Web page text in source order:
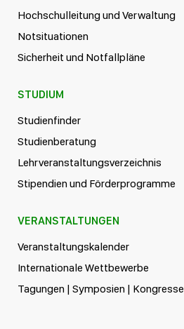
Hochschulleitung und Verwaltung
Notsituationen
Sicherheit und Notfallpläne
STUDIUM
Studienfinder
Studienberatung
Lehrveranstaltungsverzeichnis
Stipendien und Förderprogramme
VERANSTALTUNGEN
Veranstaltungskalender
Internationale Wettbewerbe
Tagungen | Symposien | Kongresse